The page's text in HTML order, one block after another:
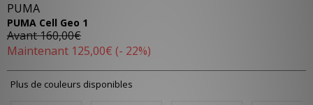
PUMA
PUMA Cell Geo 1
Avant160,00€
Maintenant 125,00€ (- 22%)
Plus de couleurs disponibles